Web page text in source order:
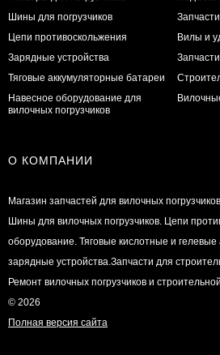
Шины для погрузчиков
Цепи противоскольжения
Зарядные устройства
Тяговые аккумуляторные батареи
Навесное оборудование для
вилочных погрузчиков
Вилы и
О КОМПАНИИ
Магазин запчастей для вилочных
Шины для вилочных погрузчиков. Цепи
оборудование. Тяговые кислотные и
зарядные устройства.Запчасти для
Ремонт вилочных погрузчиков и
© 2026
Полная версия сайта